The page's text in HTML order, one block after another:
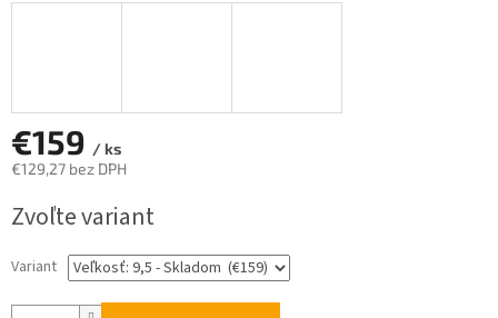
€159 / ks
€129,27 bez DPH
cena:
Zvoľte variant
Variant